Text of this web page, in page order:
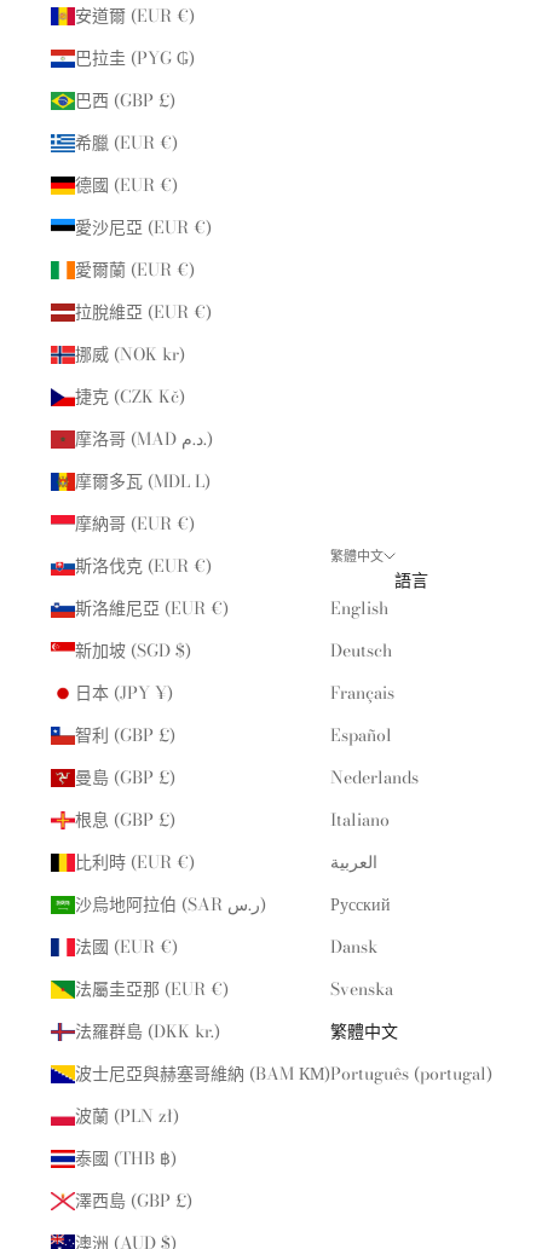
安道爾 (EUR €)
巴拉圭 (PYG ₲)
巴西 (GBP £)
希臘 (EUR €)
德國 (EUR €)
愛沙尼亞 (EUR €)
愛爾蘭 (EUR €)
拉脫維亞 (EUR €)
挪威 (NOK kr)
捷克 (CZK Kč)
摩洛哥 (MAD د.م.)
摩爾多瓦 (MDL L)
摩納哥 (EUR €)
斯洛伐克 (EUR €)
斯洛維尼亞 (EUR €)
新加坡 (SGD $)
日本 (JPY ¥)
智利 (GBP £)
曼島 (GBP £)
根息 (GBP £)
比利時 (EUR €)
沙烏地阿拉伯 (SAR ر.س)
法國 (EUR €)
法屬圭亞那 (EUR €)
法羅群島 (DKK kr.)
波士尼亞與赫塞哥維納 (BAM КМ)
波蘭 (PLN zł)
泰國 (THB ฿)
澤西島 (GBP £)
澳洲 (AUD $)
繁體中文
語言
English
Deutsch
Français
Español
Nederlands
Italiano
العربية
Русский
Dansk
Svenska
繁體中文
Português (portugal)